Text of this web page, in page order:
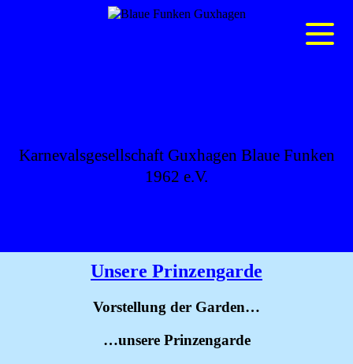
Karnevalsgesellschaft Guxhagen Blaue Funken
1962 e.V.
Unsere Prinzengarde
Vorstellung der Garden…
…unsere Prinzengarde